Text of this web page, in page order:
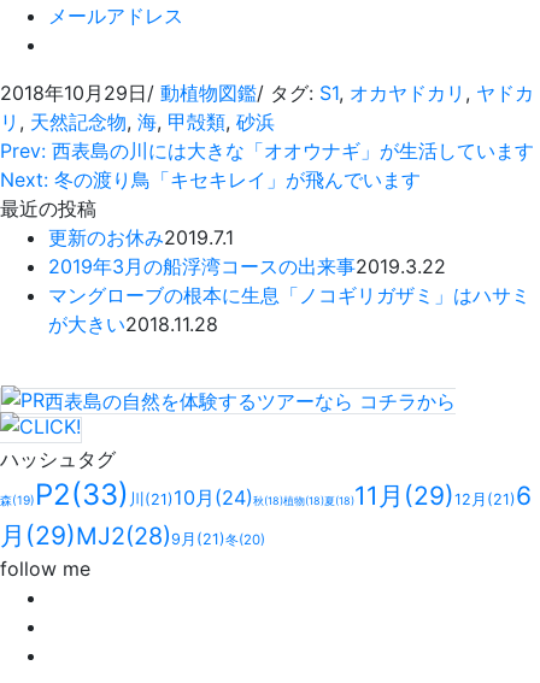
メールアドレス
2018年10月29日/ 動植物図鑑/ タグ: S1, オカヤドカリ , ヤドカ
リ , 天然記念物, 海, 甲殻類, 砂浜
Prev: 西表島の川には大きな「オオウナギ」が生活しています
Next: 冬の渡り鳥「キセキレイ」が飛んでいます
最近の投稿
更新のお休み2019.7.1
2019年3月の船浮湾コースの出来事2019.3.22
マングローブの根本に生息「ノコギリガザミ」はハサミ
が大きい2018.11.28
西表島の自然を体験するツアーなら コチラから
ハッシュタグ
森(19) P2(33) 川 (21)10月 (24)秋(18)植物(18)夏(18)11月 (29)12月 (21)6
月 (29)MJ2(28)9月 (21)冬(20)
follow me